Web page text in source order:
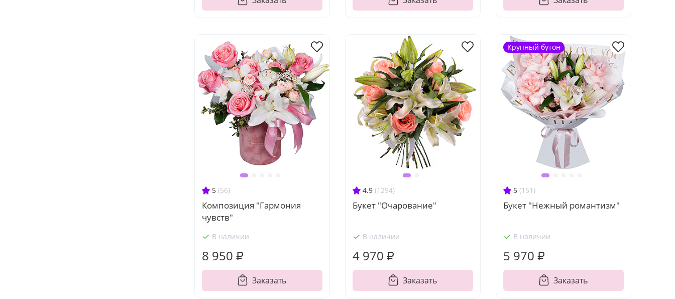
5 (56)
Композиция "Гармония
чувств"
В наличии
8 950 ₽
Заказать
4.9 (1294)
Букет "Очарование"
В наличии
4 970 ₽
Заказать
5 (151)
Букет "Нежный романтизм"
В наличии
5 970 ₽
Заказать
Крупный бутон